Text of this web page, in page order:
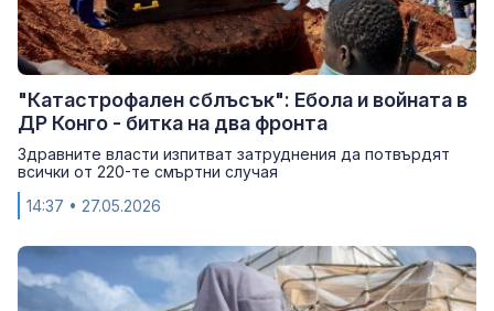
"Катастрофален сблъсък": Ебола и войната в
ДР Конго - битка на два фронта
Здравните власти изпитват затруднения да потвърдят
всички от 220-те смъртни случая
14:37 • 27.05.2026